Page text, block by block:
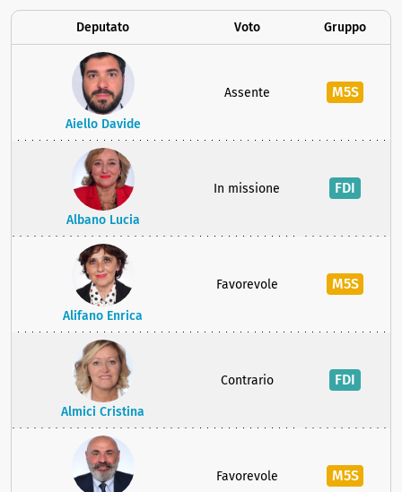
Deputato Voto Gruppo
Aiello Davide
Assente M5S
Albano Lucia
In missione FDI
Alifano Enrica
Favorevole M5S
Almici Cristina
Contrario FDI
Favorevole M5S